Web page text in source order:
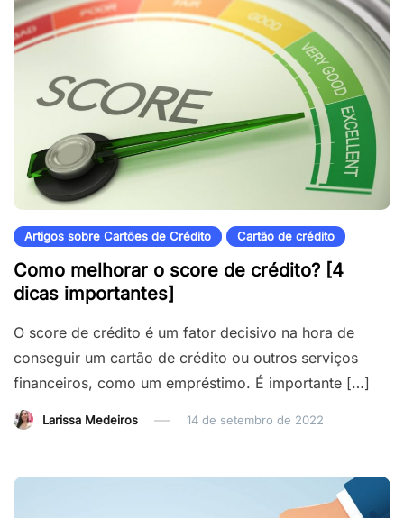
Artigos sobre Cartões de Crédito Cartão de crédito
Como melhorar o score de crédito? [4
dicas importantes]
O score de crédito é um fator decisivo na hora de
conseguir um cartão de crédito ou outros serviços
financeiros, como um empréstimo. É importante […]
Larissa Medeiros 14 de setembro de 2022